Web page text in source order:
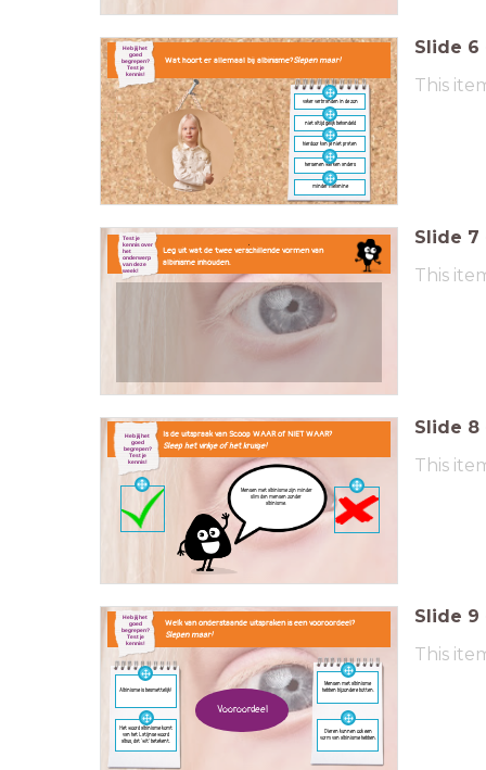
Heb jij het
goed
begrepen?
Test je
kennis!
Wat hoort er allemaal bij albinisme?Slepen maar!
vaker verbranden in de zon
niet altijd gelijk behandeld
hierdoor kan je niet praten
hersenen werken anders
minder melanine
Slide 6
This
.
Test je
kennis over
het
onderwerp
van deze
week!
Leg uit wat de twee verschillende vormen van
albinisme inhouden.
Slide 7
This
Heb jij het
goed
begrepen?
Test je
kennis!
Is de uitspraak van Scoop WAAR of NIET WAAR?
Sleep het vinkje of het kruisje!
Mensen met albinisme zijn minder
slim dan mensen zonder
albinisme.
Slide 8
This
Heb jij het
goed
begrepen?
Test je
kennis!
Welk van onderstaande uitspraken is een vooroordeel?
Slepen maar!
Vooroordeel
Albinisme is besmettelijk!
Het woord albinisme komt
van het Latijnse woord
albus, dat ‘wit’ betekent.
Mensen met albinisme
hebben bijzondere botten.
Dieren kunnen ook een
vorm van albinisme hebben.
Slide 9
This